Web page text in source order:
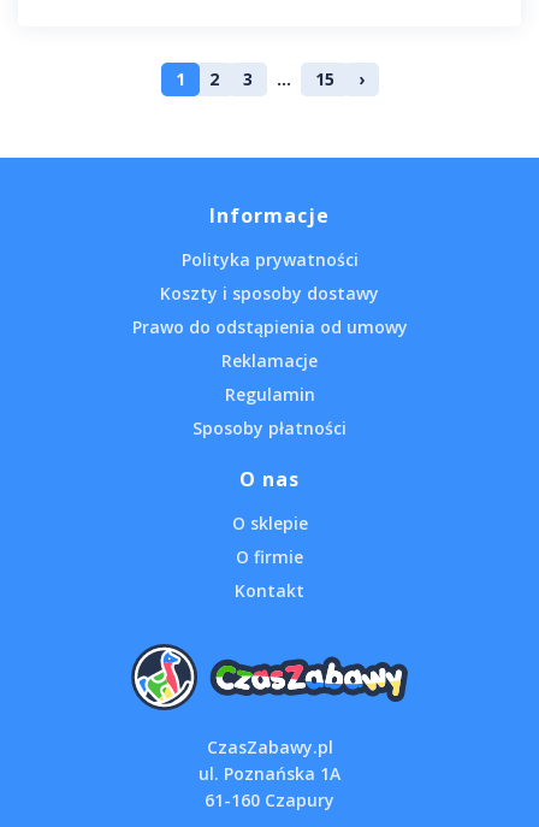
1 2 3 ... 15 ›
Informacje
Polityka prywatności
Koszty i sposoby dostawy
Prawo do odstąpienia od umowy
Reklamacje
Regulamin
Sposoby płatności
O nas
O sklepie
O firmie
Kontakt
CzasZabawy.pl
ul. Poznańska 1A
61-160 Czapury